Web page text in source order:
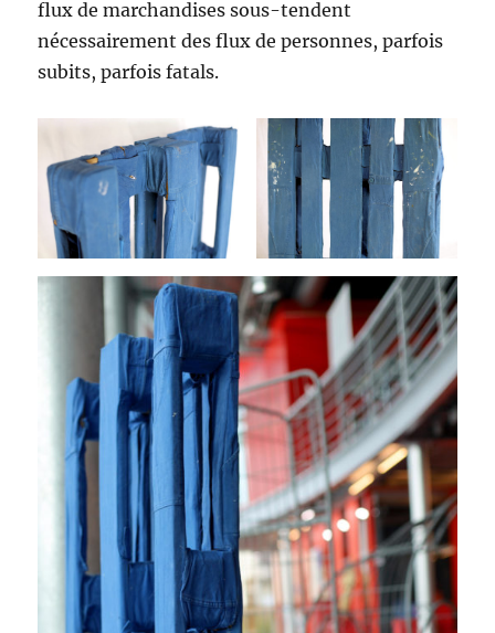
flux de marchandises sous-tendent
nécessairement des flux de personnes, parfois
subits, parfois fatals.